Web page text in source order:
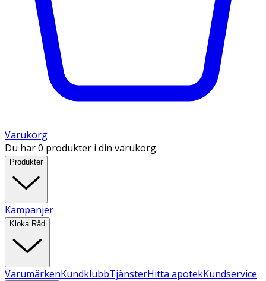
Varukorg
Du har 0 produkter i din varukorg.
Produkter
Kampanjer
Kloka Råd
VarumärkenKundklubbTjänsterHitta apotekKundservice